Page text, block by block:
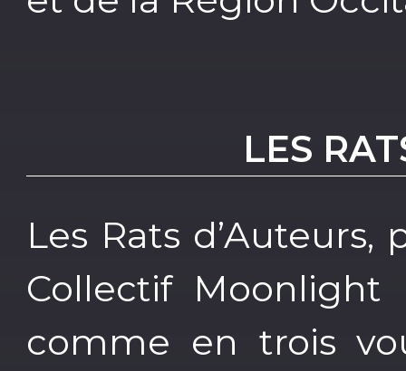
LES
Les Rats d’Auteurs,
Collectif
comme en trois